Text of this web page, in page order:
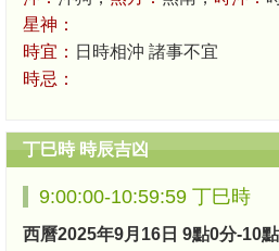
星神：
時宜： 日時相沖 諸事不宜
時忌：
丁巳時 時辰吉凶
9:00:00-10:59:59 丁巳時
西曆2025年9月16日 9點0分-10